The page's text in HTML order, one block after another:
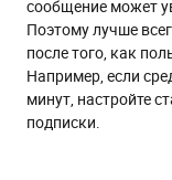
сообщение может
Поэтому лучше
после того, как
Например, если
минут, настройте
подписки.